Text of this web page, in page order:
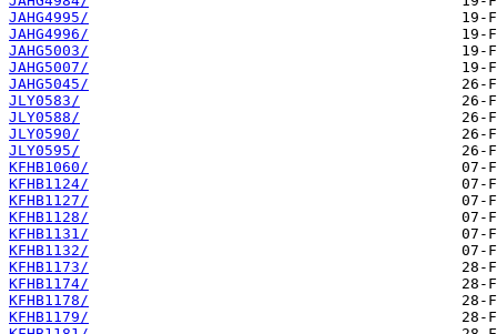
JAHG4995/
JAHG4996/
JAHG5003/
JAHG5007/
JAHG5045/
JLY0583/
JLY0588/
JLY0590/
JLY0595/
KFHB1060/
KFHB1124/
KFHB1127/
KFHB1128/
KFHB1131/
KFHB1132/
KFHB1173/
KFHB1174/
KFHB1178/
KFHB1179/